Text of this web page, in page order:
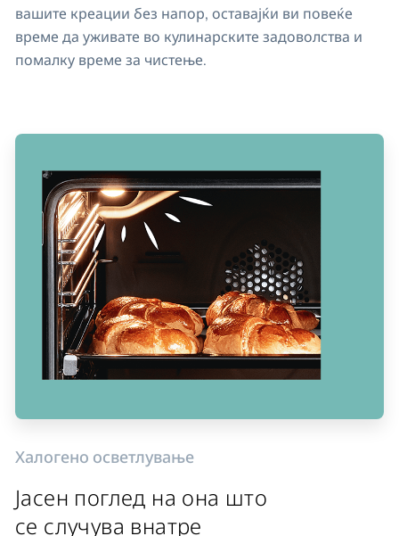
вашите креации без напор, оставајќи ви повеќе
време да уживате во кулинарските задоволства и
помалку време за чистење.
Халогено осветлување
Јасен поглед на она што
се случува внатре